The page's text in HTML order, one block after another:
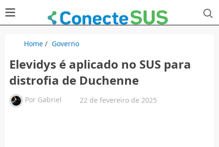
Home/ Governo
Elevidys é aplicado no SUS para
distrofia de Duchenne
Por Gabriel 22 de fevereiro de 2025